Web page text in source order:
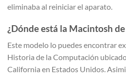
eliminaba al reiniciar el aparato.
¿Dónde está la Macintosh
Este modelo lo puedes encontrar
Historia de la Computación
California en Estados Unidos.